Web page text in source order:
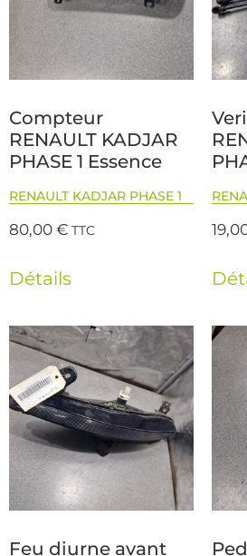
Compteur
RENAULT KADJAR
PHASE 1 Essence
RENAULT KADJAR PHASE 1
80,00€ TTC
Détails
Feu diurne avant